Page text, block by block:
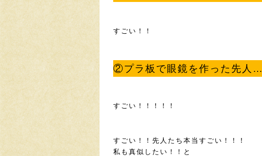
すごい！！
②プラ板で眼鏡を作った先人…
すごい！！！！！
すごい！！先人たち本当すごい！！！
私も真似したい！！と